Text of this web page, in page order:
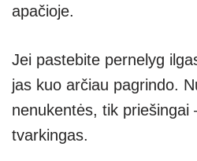
apačioje.
Jei pastebite pernelyg
jas kuo arčiau pagrindo.
nenukentės, tik priešingai
tvarkingas.